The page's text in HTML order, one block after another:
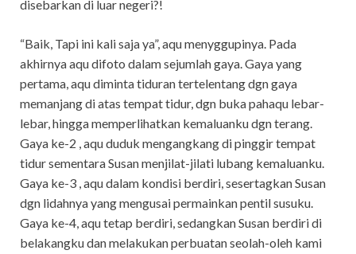
disebarkan di luar negeri?!
“Baik, Tapi ini kali saja ya”, aqu menyggupinya. Pada
akhirnya aqu difoto dalam sejumlah gaya. Gaya yang
pertama, aqu diminta tiduran tertelentang dgn gaya
memanjang di atas tempat tidur, dgn buka pahaqu lebar-
lebar, hingga memperlihatkan kemaluanku dgn terang.
Gaya ke-2 , aqu duduk mengangkang di pinggir tempat
tidur sementara Susan menjilat-jilati lubang kemaluanku.
Gaya ke-3 , aqu dalam kondisi berdiri, sesertagkan Susan
dgn lidahnya yang mengusai permainkan pentil susuku.
Gaya ke-4, aqu tetap berdiri, sedangkan Susan berdiri di
belakangku dan melakukan perbuatan seolah-oleh kami